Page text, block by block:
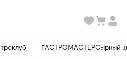
ГАСТРОМАСТЕРСырный